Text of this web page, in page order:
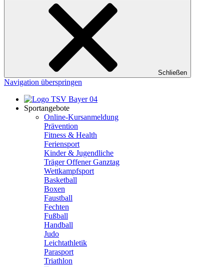
Schließen
Navigation überspringen
Sportangebote
Online-Kursanmeldung
Prävention
Fitness & Health
Feriensport
Kinder & Jugendliche
Träger Offener Ganztag
Wettkampfsport
Basketball
Boxen
Faustball
Fechten
Fußball
Handball
Judo
Leichtathletik
Parasport
Triathlon